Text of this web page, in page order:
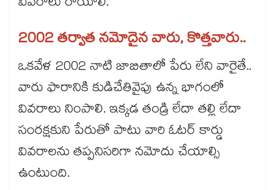
2002 తర్వాత నమోదైన వారు, కొత్తవారు..
ఒకవేళ 2002 నాటి జాబితాలో పేరు లేని వారైతే..
వారు ఫారానికి కుడిచేతివైపు ఉన్న భాగంలో
వివరాలు నింపాలి. ఇక్కడ తండ్రి లేదా తల్లి లేదా
సంరక్షకుని పేరుతో పాటు వారి ఓటర్ కార్డు
వివరాలను తప్పనిసరిగా నమోదు చేయాల్సి
ఉంటుంది.